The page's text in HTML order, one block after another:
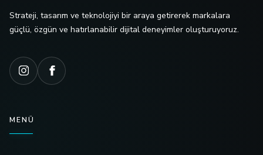
Strateji, tasarım ve teknolojiyi bir araya getirerek markalara
güçlü, özgün ve hatırlanabilir dijital deneyimler oluşturuyoruz.
MENÜ